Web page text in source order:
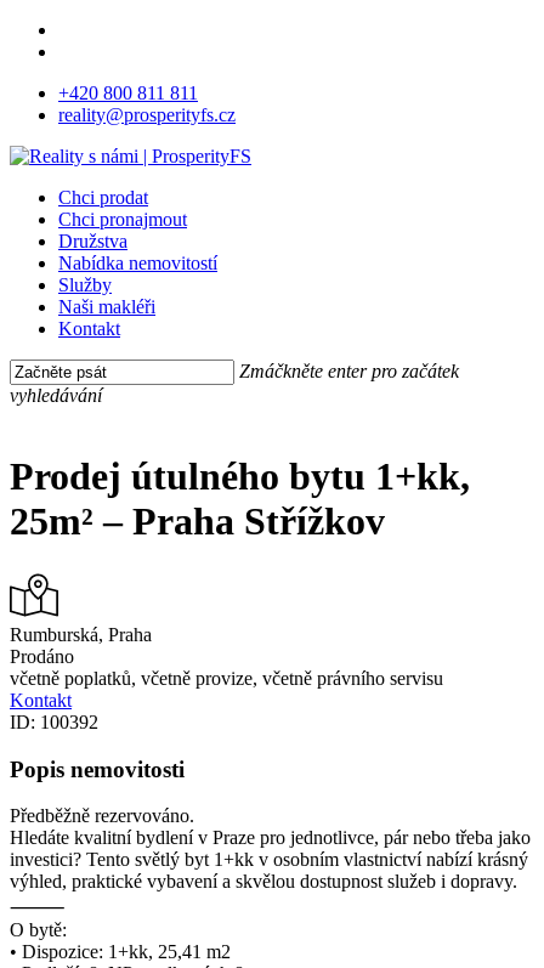
Skip
content+420 800 811 811
reality@prosperityfs.cz
Menu
Chci prodat
Chci pronajmout
Družstva
Nabídka nemovitostí
Služby
Naši makléři
Kontakt
Zmáčkněte enter pro začátek
vyhledávání
Prodej útulného bytu 1+kk,
25m² – Praha Střížkov
Rumburská, Praha
Prodáno
včetně poplatků, včetně provize, včetně právního servisu
Kontakt
ID: 100392
Popis nemovitosti
Předběžně rezervováno.
Hledáte kvalitní bydlení v Praze pro jednotlivce, pár nebo třeba jako
investici? Tento světlý byt 1+kk v osobním vlastnictví nabízí krásný
výhled, praktické vybavení a skvělou dostupnost služeb i dopravy.
⸻
O bytě:
• Dispozice: 1+kk, 25,41 m2